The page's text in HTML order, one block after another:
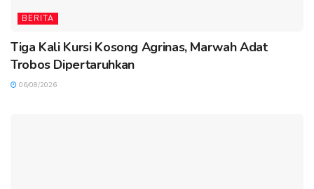
BERITA
Tiga Kali Kursi Kosong Agrinas, Marwah Adat
Trobos Dipertaruhkan
06/08/2026